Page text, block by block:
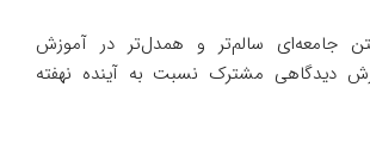
جامعه‌ای سالم‌تر و همدل‌تر در آموزش
دیدگاهی مشترک نسبت به آینده نهفته